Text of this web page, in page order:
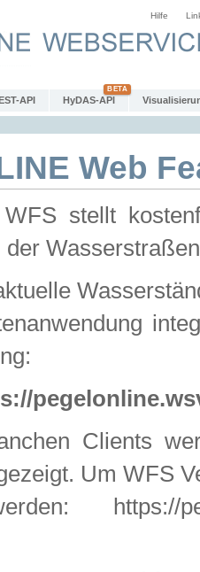
Hilfe
API HyDAS-API
Web
WFS stellt
der
Clients
Um WFS
https://